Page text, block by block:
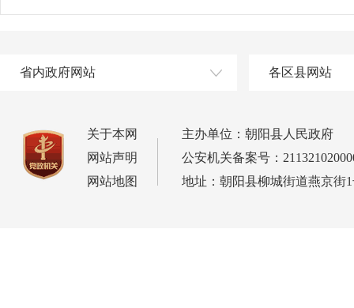
省内政府网站 各区县网站
关于本网
网站声明
网站地图
主办单位：朝阳县人民政府
公安机关备案号：
地址：朝阳县柳城街道燕京街